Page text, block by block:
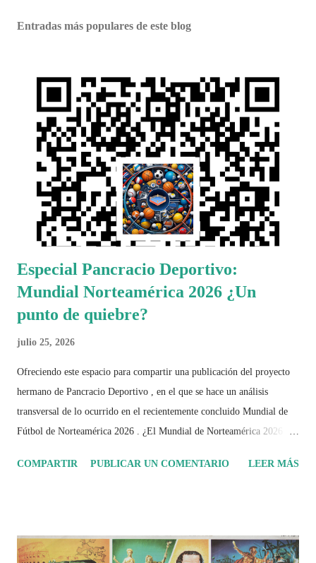
Entradas más populares de este blog
Especial Pancracio Deportivo:
Mundial Norteamérica 2026 ¿Un
punto de quiebre?
julio 25, 2026
Ofreciendo este espacio para compartir una publicación del proyecto
hermano de Pancracio Deportivo , en el que se hace un análisis
transversal de lo ocurrido en el recientemente concluido Mundial de
Fútbol de Norteamérica 2026 . ¿El Mundial de Norteamérica 2026 ha
el recorrido de cada selección con infografías inspiradas en la
2026 ¿Un punto de quiebre?" Este especial de Pancracio Deportivo no
COMPARTIR PUBLICAR UN COMENTARIO LEER MÁS